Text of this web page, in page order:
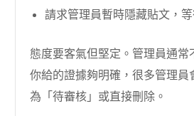
請求管理員暫時隱藏貼文，
態度要客氣但堅定。管理員通常
你給的證據夠明確，很多管理員
為「待審核」或直接刪除。